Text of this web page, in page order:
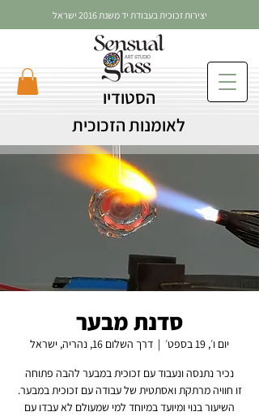
הסטודיו
לאומנות הזכוכית
יצירות זכוכית בעבודת יד משנת 2016 ישראל
סדנת מבער
יום ו׳, 19 בספט׳
  |
דרך השלום 16, נהריה, ישראל
השיעור בנוי ומיועד במיוחד למי שמעולם לא עבדו עם